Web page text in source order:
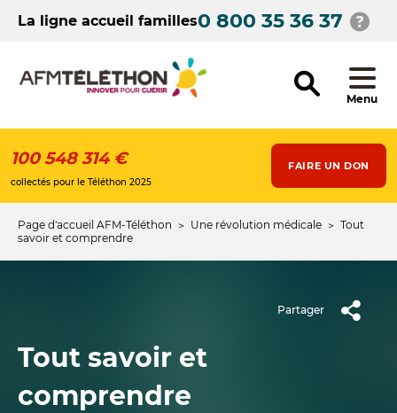
contenuLa ligne accueil familles0 800 35 36 37
Menu
100 548 314 €
collectés pour le Téléthon 2025
FAIRE UN DON
Fil
Page d'accueil AFM-Téléthon Une révolution médicale
Tout
savoir et comprendre
Tout savoir et
comprendre
Partager